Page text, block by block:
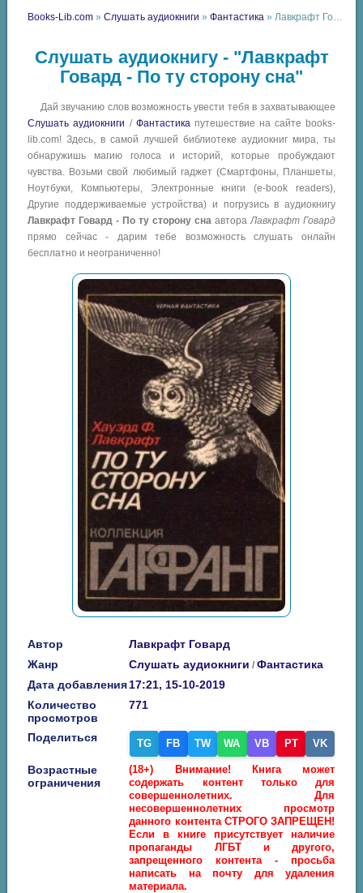
Books-Lib.com »Слушать аудиокниги »Фантастика » Лавкрафт Говард - По ту сторону сна
Слушать аудиокнигу - "Лавкрафт
Говард - По ту сторону сна"
Дай звучанию слов возможность увести тебя в захватывающее
Слушать аудиокниги / Фантастикапутешествие на сайте books-
lib.com! Здесь, в самой лучшей библиотеке аудиокниг мира, ты
обнаружишь магию голоса и историй, которые пробуждают
чувства. Возьми свой любимый гаджет (Смартфоны, Планшеты,
Ноутбуки, Компьютеры, Электронные книги (e-book readers),
Другие поддерживаемые устройства) и погрузись в аудиокнигу
Лавкрафт Говард - По ту сторону снаавтораЛавкрафт Говард
прямо сейчас - дарим тебе возможность слушать онлайн
бесплатно и неограниченно!
Автор
Лавкрафт Говард
Жанр
Слушать аудиокниги /Фантастика
Дата добавления17:21, 15-10-2019
Количество
просмотров
771
Поделиться TG FB TW WA VB PT VK
Возрастные
ограничения
(18+) Внимание! Книга может
содержать контент только для
совершеннолетних. Для
несовершеннолетних просмотр
данного контента СТРОГО ЗАПРЕЩЕН!
Если в книге присутствует наличие
пропаганды ЛГБТ и другого,
запрещенного контента - просьба
написать на почту для удаления
материала.